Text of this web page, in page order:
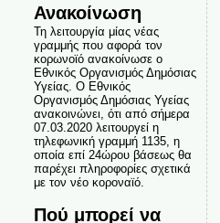
Ανακοίνωση
Τη λειτουργία μίας νέας
γραμμής που αφορά τον
κορωνοϊό ανακοίνωσε ο
Εθνικός Οργανισμός Δημόσιας
Υγείας. Ο Εθνικός
Οργανισμός Δημόσιας Υγείας
ανακοινώνει, ότι από σήμερα
07.03.2020 λειτουργεί η
τηλεφωνική γραμμή 1135, η
οποία επί 24ώρου βάσεως θα
παρέχει πληροφορίες σχετικά
με τον νέο κοροναϊό.
Πού μπορεί να